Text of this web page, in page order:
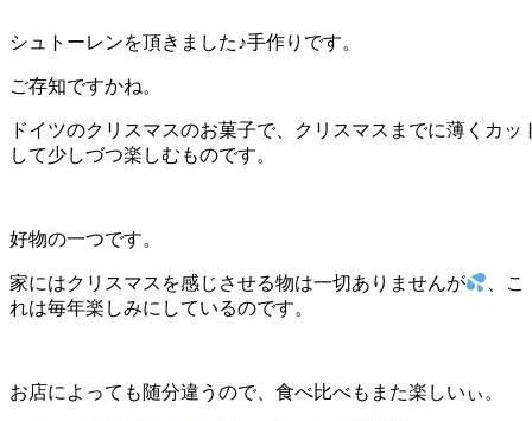
シュトーレンを頂きました♪手作りです。
ご存知ですかね。
ドイツのクリスマスのお菓子で、クリスマスまでに薄くカッ
して少しづつ楽しむものです。
好物の一つです。
家にはクリスマスを感じさせる物は一切ありませんが
、こ
れは毎年楽しみにしているのです。
お店によっても随分違うので、食べ比べもまた楽しいぃ。